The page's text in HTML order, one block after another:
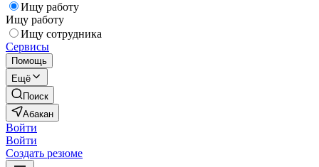
Ищу работу
Ищу работу
Ищу сотрудника
Сервисы
Помощь
Ещё
Поиск
Абакан
Войти
Войти
Создать резюме